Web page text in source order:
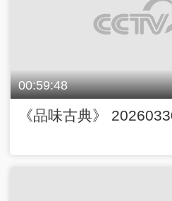
00:59:48
《品味古典》